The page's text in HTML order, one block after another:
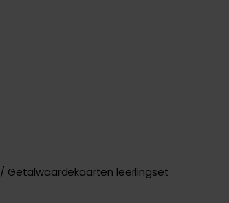
/ Getalwaardekaarten leerlingset